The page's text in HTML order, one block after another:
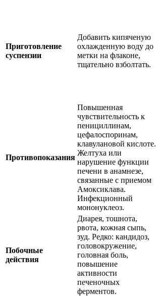
Приготовление
суспензии
Добавить кипяченую
охлажденную воду до
метки на флаконе,
тщательно взболтать.
Противопоказания
Повышенная
чувствительность к
пенициллинам,
цефалоспоринам,
клавулановой кислоте.
Желтуха или
нарушение функции
печени в анамнезе,
связанные с приемом
Амоксиклава.
Инфекционный
мононуклеоз.
Побочные
действия
Диарея, тошнота,
рвота, кожная сыпь,
зуд. Редко: кандидоз,
головокружение,
головная боль,
повышение
активности
печеночных
ферментов.